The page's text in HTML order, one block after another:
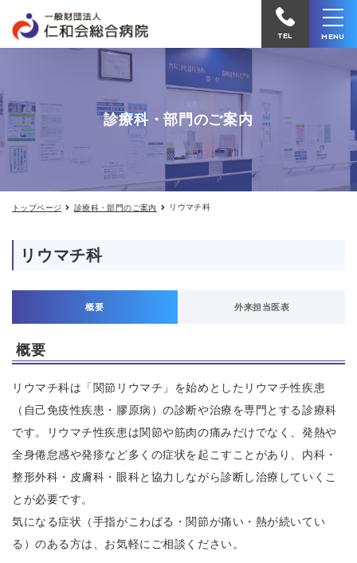
チ
ご
案
合
病
電
る
TEL MENU
診療科・部門のご案内
トップページ 診療科・部門のご案内 リウマチ科
リウマチ科
概要 外来担当医表
概要
リウマチ科は「関節リウマチ」を始めとしたリウマチ性疾患
（自己免疫性疾患・膠原病）の診断や治療を専門とする診療科
です。リウマチ性疾患は関節や筋肉の痛みだけでなく、発熱や
全身倦怠感や発疹など多くの症状を起こすことがあり、内科・
整形外科・皮膚科・眼科と協力しながら診断し治療していくこ
とが必要です。
気になる症状（手指がこわばる・関節が痛い・熱が続いてい
る）のある方は、お気軽にご相談ください。